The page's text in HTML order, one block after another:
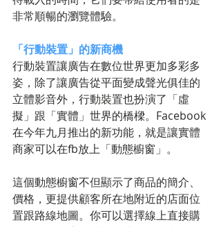
非常順暢的瀏覽體驗。
「行動裝置」的新商機
行動裝置讓廣告在數位世界更加多彩多
姿，除了讓廣告從平面變成聲光俱佳的
立體影音外，行動裝置也扮演了「虛
擬」跟「實體」世界的橋樑。Facebook
在今年九月推出的新功能，就是讓實體
商家可以在fb放上「動態櫥窗」。
這個動態櫥窗不但顯示了商品的簡介、
價格，更提供顧客所在地附近的店面位
置跟路線地圖。你可以選擇線上直接購